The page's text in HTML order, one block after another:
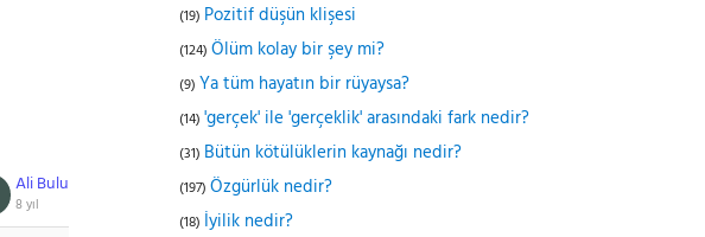
Ali Bulu
8 yıl
(19) Pozitif düşün klişesi
(124) Ölüm kolay bir şey mi?
(9) Ya tüm hayatın bir rüyaysa?
(14) 'gerçek' ile 'gerçeklik' arasındaki fark nedir?
(31) Bütün kötülüklerin kaynağı nedir?
(197) Özgürlük nedir?
(18) İyilik nedir?